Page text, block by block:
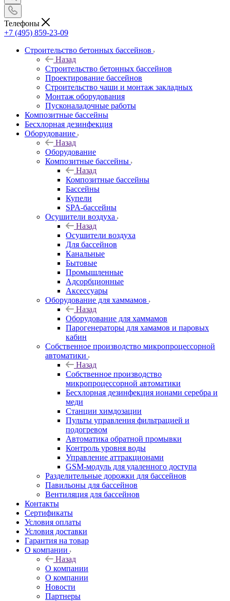
Телефоны
+7 (495) 859-23-09
Строительство бетонных бассейнов
Назад
Строительство бетонных бассейнов
Проектирование бассейнов
Строительство чаши и монтаж закладных
Монтаж оборудования
Пусконаладочные работы
Композитные бассейны
Бесхлорная дезинфекция
Оборудование
Назад
Оборудование
Композитные бассейны
Назад
Композитные бассейны
Бассейны
Купели
SPA-бассейны
Осушители воздуха
Назад
Осушители воздуха
Для бассейнов
Канальные
Бытовые
Промышленные
Адсорбционные
Аксессуары
Оборудование для хаммамов
Назад
Оборудование для хаммамов
Парогенераторы для хамамов и паровых
кабин
Собственное производство микропроцессорной
автоматики
Назад
Собственное производство
микропроцессорной автоматики
Беcхлорная дезинфекция ионами серебра и
меди
Станции химдозации
Пульты управления фильтрацией и
подогревом
Автоматика обратной промывки
Контроль уровня воды
Управление аттракционами
GSM-модуль для удаленного доступа
Разделительные дорожки для бассейнов
Павильоны для бассейнов
Вентиляция для бассейнов
Контакты
Сертификаты
Условия оплаты
Условия доставки
Гарантия на товар
О компании
Назад
О компании
О компании
Новости
Партнеры